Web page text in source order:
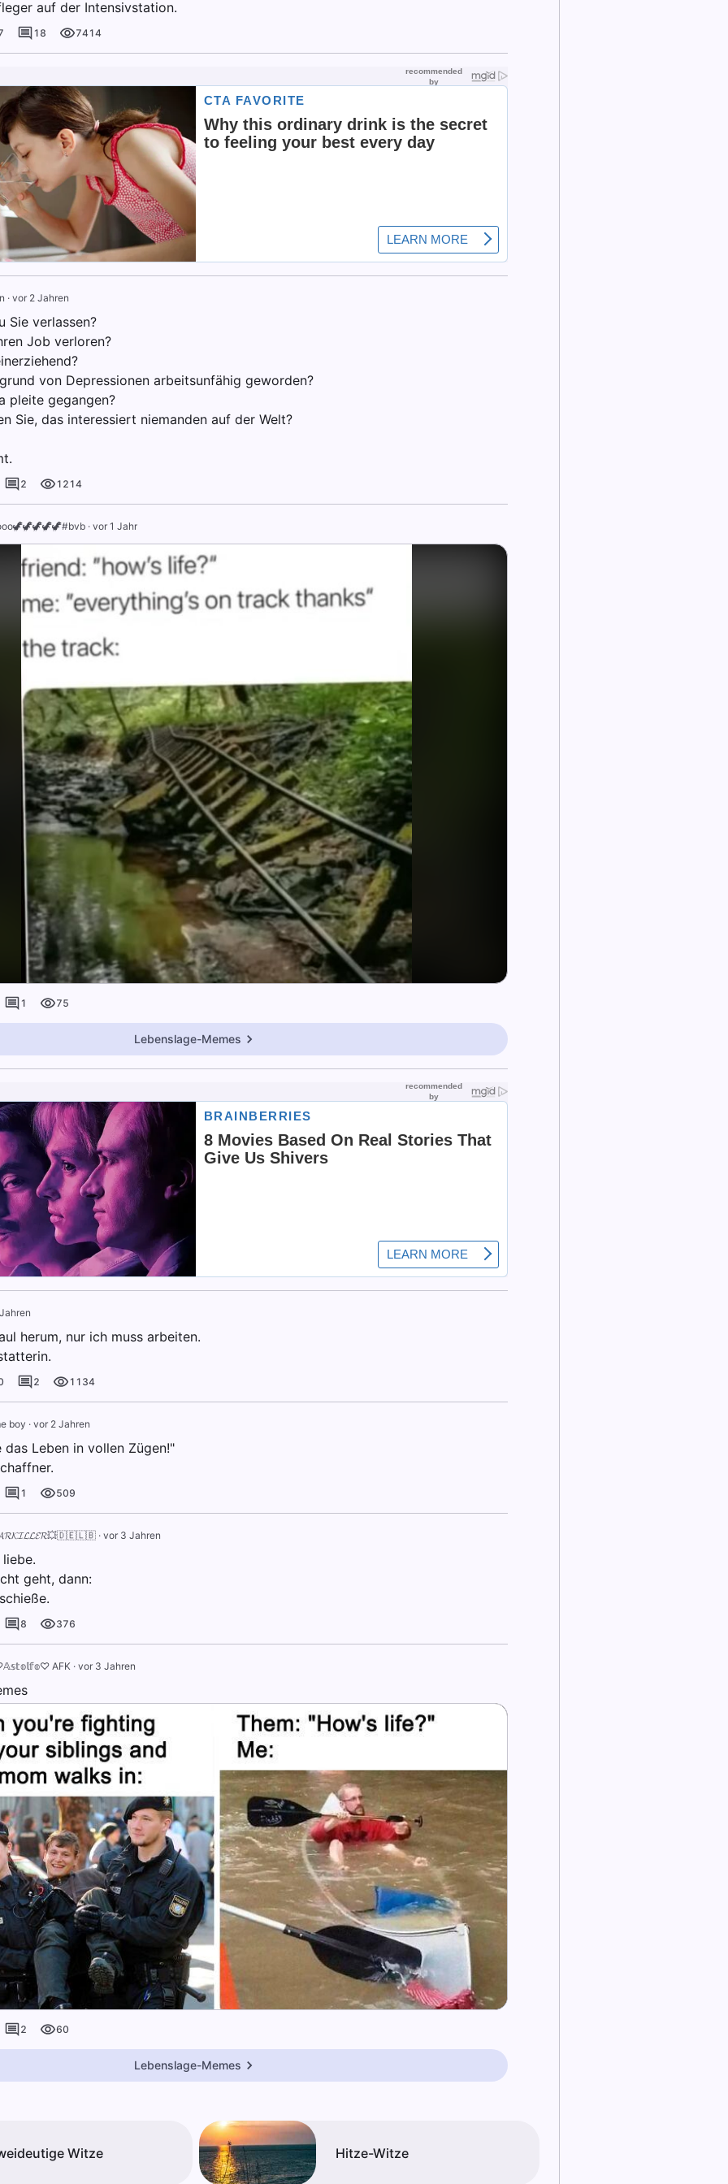
auf der Intensivstation.
18 7414
· vor 2 Jahren
Sie verlassen?
Job verloren?
von Depressionen arbeitsunfähig geworden?
pleite gegangen?
Sie, das interessiert niemanden auf der Welt?
2 1214
· vor 1 Jahr
1 75
Lebenslage-Memes
herum, nur ich muss arbeiten.
2 1134
boy · vor 2 Jahren
das Leben in vollen Zügen!"
1 509
· vor 3 Jahren
geht, dann:
8 376
AFK· vor 3 Jahren
2 60
Lebenslage-Memes
Witze Hitze-Witze